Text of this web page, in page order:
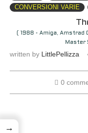
CONVERSIONI VARIE
( 1988 - Amiga, Amstrad
Master
written by LittlePellizza
0
→